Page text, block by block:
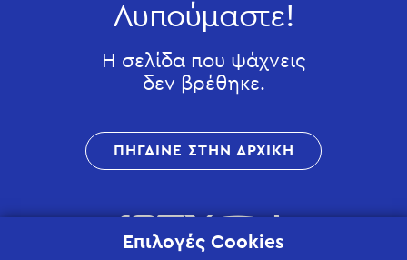
Λυπούμαστε!
Η σελίδα που ψάχνεις
δεν βρέθηκε.
ΠΗΓΑΙΝΕ ΣΤΗΝ ΑΡΧΙΚΗ
Επιλογές Cookies